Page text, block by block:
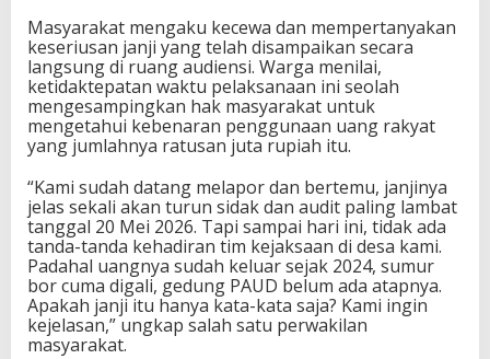
Masyarakat mengaku kecewa dan mempertanyakan
keseriusan janji yang telah disampaikan secara
langsung di ruang audiensi. Warga menilai,
ketidaktepatan waktu pelaksanaan ini seolah
mengesampingkan hak masyarakat untuk
mengetahui kebenaran penggunaan uang rakyat
yang jumlahnya ratusan juta rupiah itu.
“Kami sudah datang melapor dan bertemu, janjinya
jelas sekali akan turun sidak dan audit paling lambat
tanggal 20 Mei 2026. Tapi sampai hari ini, tidak ada
tanda-tanda kehadiran tim kejaksaan di desa kami.
Padahal uangnya sudah keluar sejak 2024, sumur
bor cuma digali, gedung PAUD belum ada atapnya.
Apakah janji itu hanya kata-kata saja? Kami ingin
kejelasan,” ungkap salah satu perwakilan
masyarakat.